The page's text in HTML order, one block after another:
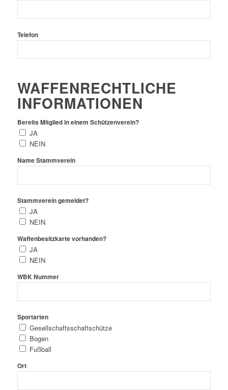
Telefon
WAFFENRECHTLICHE
INFORMATIONEN
Bereits Mitglied in einem Schützenverein?
JA
NEIN
Name Stammverein
Stammverein gemeldet?
JA
NEIN
Waffenbesitzkarte vorhanden?
JA
NEIN
WBK Nummer
Sportarten
Gesellschaftsschaftschütze
Bogen
Fußball
Ort